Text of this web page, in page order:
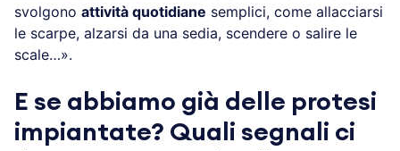
svolgono attività quotidiane semplici, come allacciarsi
le scarpe, alzarsi da una sedia, scendere o salire le
scale…».
E se abbiamo già delle protesi
impiantate? Quali segnali ci